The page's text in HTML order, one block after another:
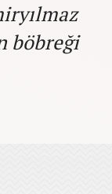
böbreği